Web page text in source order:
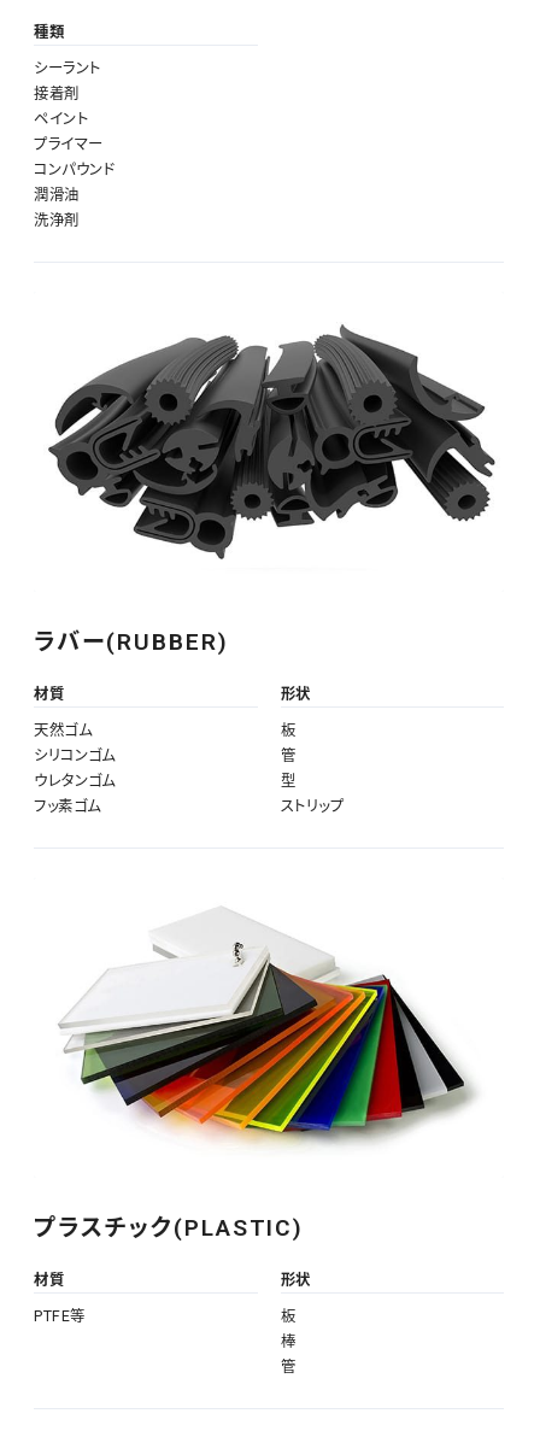
種類
シーラント
接着剤
ペイント
プライマー
コンパウンド
潤滑油
洗浄剤
ラバー(RUBBER)
材質
天然ゴム
シリコンゴム
ウレタンゴム
フッ素ゴム
形状
板
管
型
ストリップ
プラスチック(PLASTIC)
材質
PTFE等
形状
板
棒
管